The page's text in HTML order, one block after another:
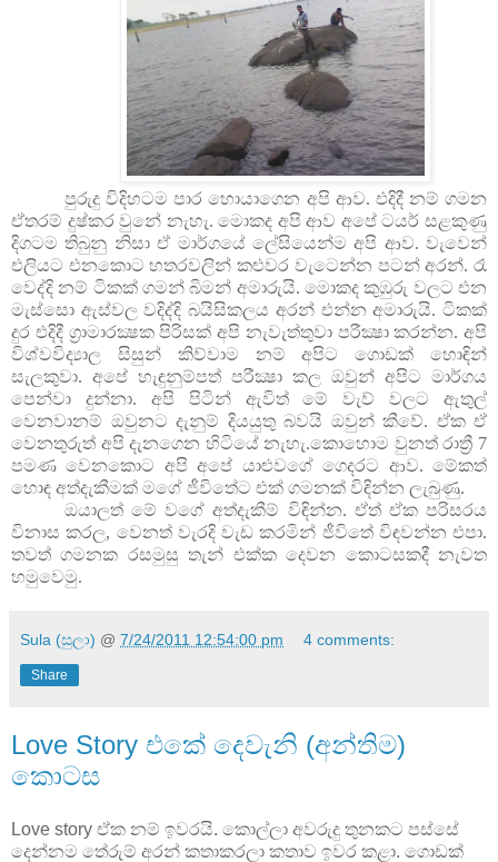
පුරුදු විදිහටම පාර හොයාගෙන අපි ආව. එදිදී නම් ගමන
ඒතරම් දුෂ්කර වුනේ නැහැ. මොකද අපි ආව අපේ ටයර් සළකුණු
දිගටම තිබුනු නිසා ඒ මාර්ගයේ ලේසියෙන්ම අපි ආව. වැවෙන්
එලියට එනකොට හතරවලින් කළුවර වැටෙන්න පටන් අරන්. රෑ
වෙද්දි නම් ටිකක් ගමන් බිමන් අමාරුයි. මොකද කුඹුරු වලට එන
මැස්සො ඇස්වල වදිද්දි බයිසිකලය අරන් එන්න අමාරුයි. ටිකක්
දුර එදිදී ග්‍රාමාරක්‍ෂක පිරිසක් අපි නැවැත්තුවා පරීක්‍ෂා කරන්න. අපි
විශ්වවිද්‍යාල සිසුන් කිව්වාම නම් අපිට ගොඩක් හොඳින්
සැලකුවා. අපේ හැඳුනුම්පත් පරීක්‍ෂා කල ඔවුන් අපිට මාර්ගය
පෙන්වා දුන්නා. අපි පිටින් ඇවිත් මේ වැව් වලට ඇතුල්
වෙනවානම් ඔවුනට දැනුම් දියයුතු බවයි ඔවුන් කීවේ. ඒක ඒ
වෙනතුරුත් අපි දැනගෙන හිටියේ නැහැ.කොහොම වුනත් රාත්‍රී 7
පමණ වෙනකොට අපි අපේ යාළුවගේ ගෙදරට ආව. මේකත්
හොඳ අත්දැකීමක් මගේ ජීවිතේට එක් ගමනක් විඳින්න ලැබුණු.
ඔයාලත් මේ වගේ අත්දැකීම් විඳින්න. ඒත් ඒක පරිසරය
විනාස කරල, වෙනත් වැරදි වැඩ කරමින් ජීවිතේ විඳවන්න එපා.
තවත් ගමනක රසමුසු තැන් එක්ක දෙවන කොටසකදී නැවත
හමුවෙමු.
Sula (සුලා) @ 7/24/2011 12:54:00 pm 4 comments:
Share
Love Story එකේ දෙවැනි (අන්තිම)
කොටස
Love story ඒක නම් ඉවරයි. කොල්ලා අවරුදු තුනකට පස්සේ
දෙන්නම තේරුම් අරන් කතාකරලා කතාව ඉවර කළා. ගොඩක්